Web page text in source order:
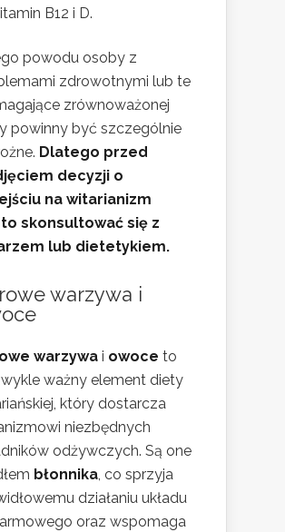
B12 i D.
powodu osoby z
zdrowotnymi lub te
zrównoważonej
powinny być szczególnie
Dlatego przed
decyzji o
na witarianizm
skonsultować się z
lub dietetykiem.
warzywa i
warzywa i owoce to
ważny element diety
który dostarcza
niezbędnych
odżywczych. Są one
błonnika, co sprzyja
działaniu układu
oraz wspomaga